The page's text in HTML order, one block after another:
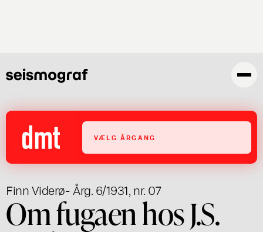
VÆLG ÅRGANG
Finn Viderø- Årg. 6/1931, nr. 07
Om fugaen hos J.S.